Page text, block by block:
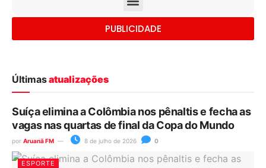
PUBLICIDADE
Últimasatualizações
Suíça elimina a Colômbia nos pênaltis e fecha as
vagas nas quartas de final da Copa do Mundo
por Aruanã FM 8 de julho de 2026 0
ESPORTE